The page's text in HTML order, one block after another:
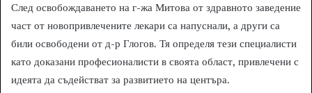
След освобождаването на г-жа Митова от здравното заведение
част от новопривлечените лекари са напуснали, а други са
били освободени от д-р Глогов. Тя определя тези специалисти
като доказани професионалисти в своята област, привлечени с
идеята да съдействат за развитието на центъра.